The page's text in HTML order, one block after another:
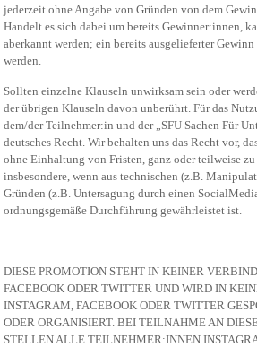
jederzeit ohne Angabe von Gründen von dem
Handelt es sich dabei um bereits Gewinner:innen,
aberkannt werden; ein bereits ausgelieferter
werden.
Sollten einzelne Klauseln unwirksam sein oder
der übrigen Klauseln davon unberührt. Für das
dem/der Teilnehmer:in und der „SFU Sachen Für
deutsches Recht. Wir behalten uns das Recht vor,
ohne Einhaltung von Fristen, ganz oder teilweise
insbesondere, wenn aus technischen (z.B.
Gründen (z.B. Untersagung durch einen
ordnungsgemäße Durchführung gewährleistet ist.
DIESE PROMOTION STEHT IN KEINER
FACEBOOK ODER TWITTER UND WIRD IN
INSTAGRAM, FACEBOOK ODER TWITTER
ODER ORGANISIERT. BEI TEILNAHME AN
STELLEN ALLE TEILNEHMER:INNEN